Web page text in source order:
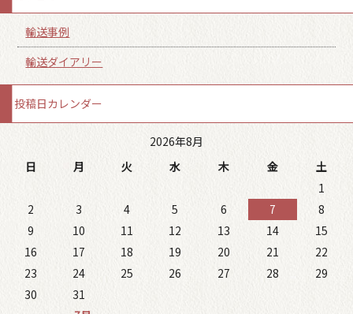
輸送事例
輸送ダイアリー
投稿日カレンダー
2026年8月
日
月 火 水 木 金 土
1
2
3 4 5 6 7
8
9
10 11 12 13 14
15
16
17 18 19 20 21
22
23
24 25 26 27 28
29
30
31